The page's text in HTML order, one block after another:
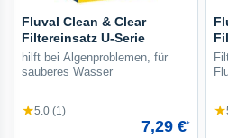
Fluval Clean & Clear
Filtereinsatz U-Serie
hilft bei Algenproblemen, für
sauberes Wasser
★5.0 (1)
7,29 €*
★